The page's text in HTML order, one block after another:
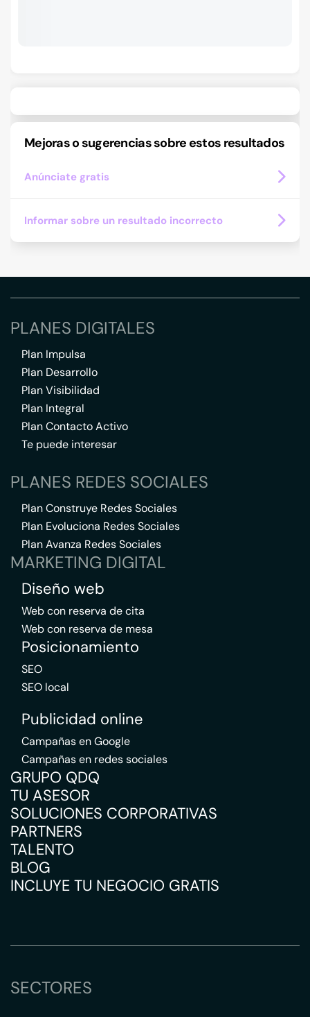
Mejoras o sugerencias sobre estos resultados
Anúnciate gratis
Informar sobre un resultado incorrecto
PLANES DIGITALES
Plan Impulsa
Plan Desarrollo
Plan Visibilidad
Plan Integral
Plan Contacto Activo
Te puede interesar
PLANES REDES SOCIALES
Plan Construye Redes Sociales
Plan Evoluciona Redes Sociales
Plan Avanza Redes Sociales
MARKETING DIGITAL
Diseño web
Web con reserva de cita
Web con reserva de mesa
Posicionamiento
SEO
SEO local
Publicidad online
Campañas en Google
Campañas en redes sociales
GRUPO QDQ
TU ASESOR
SOLUCIONES CORPORATIVAS
PARTNERS
TALENTO
BLOG
INCLUYE TU NEGOCIO GRATIS
SECTORES